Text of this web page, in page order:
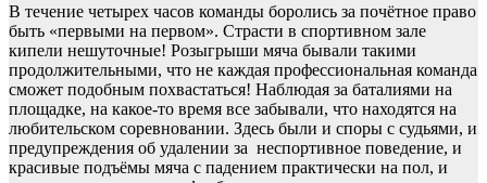
В течение четырех часов команды боролись за почётное право
быть «первыми на первом». Страсти в спортивном зале
кипели нешуточные! Розыгрыши мяча бывали такими
продолжительными, что не каждая профессиональная команда
сможет подобным похвастаться! Наблюдая за баталиями на
площадке, на какое-то время все забывали, что находятся на
любительском соревновании. Здесь были и споры с судьями, и
предупреждения об удалении за неспортивное поведение, и
красивые подъёмы мяча с падением практически на пол, и